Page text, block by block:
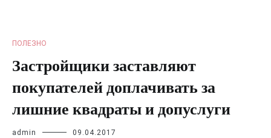
ПОЛЕЗНО
Застройщики заставляют
покупателей доплачивать за
лишние квадраты и допуслуги
admin 09.04.2017